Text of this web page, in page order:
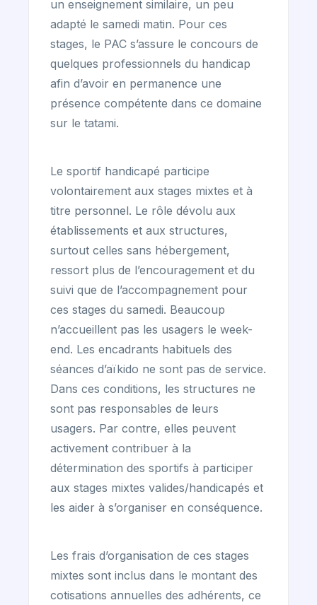
un enseignement similaire, un peu
adapté le samedi matin. Pour ces
stages, le PAC s’assure le concours de
quelques professionnels du handicap
afin d’avoir en permanence une
présence compétente dans ce domaine
sur le tatami.
Le sportif handicapé participe
volontairement aux stages mixtes et à
titre personnel. Le rôle dévolu aux
établissements et aux structures,
surtout celles sans hébergement,
ressort plus de l’encouragement et du
suivi que de l’accompagnement pour
ces stages du samedi. Beaucoup
n’accueillent pas les usagers le week-
end. Les encadrants habituels des
séances d’aïkido ne sont pas de service.
Dans ces conditions, les structures ne
sont pas responsables de leurs
usagers. Par contre, elles peuvent
activement contribuer à la
détermination des sportifs à participer
aux stages mixtes valides/handicapés et
les aider à s’organiser en conséquence.
Les frais d’organisation de ces stages
mixtes sont inclus dans le montant des
cotisations annuelles des adhérents, ce